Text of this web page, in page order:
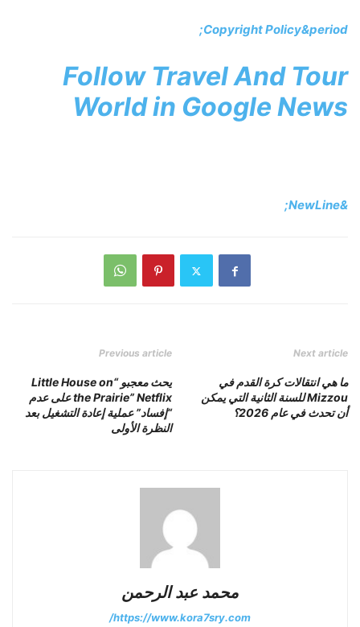
Copyright Policy&period;
Follow Travel And Tour
World in Google News
&NewLine;
Previous article
يحث معجبو “Little House on
the Prairie” Netflix على عدم
“إفساد” عملية إعادة التشغيل بعد
النظرة الأولى
Next article
ما هي انتقالات كرة القدم في
Mizzou للسنة الثانية التي يمكن
أن تحدث في عام 2026؟
محمد عبد الرحمن
https://www.kora7sry.com/